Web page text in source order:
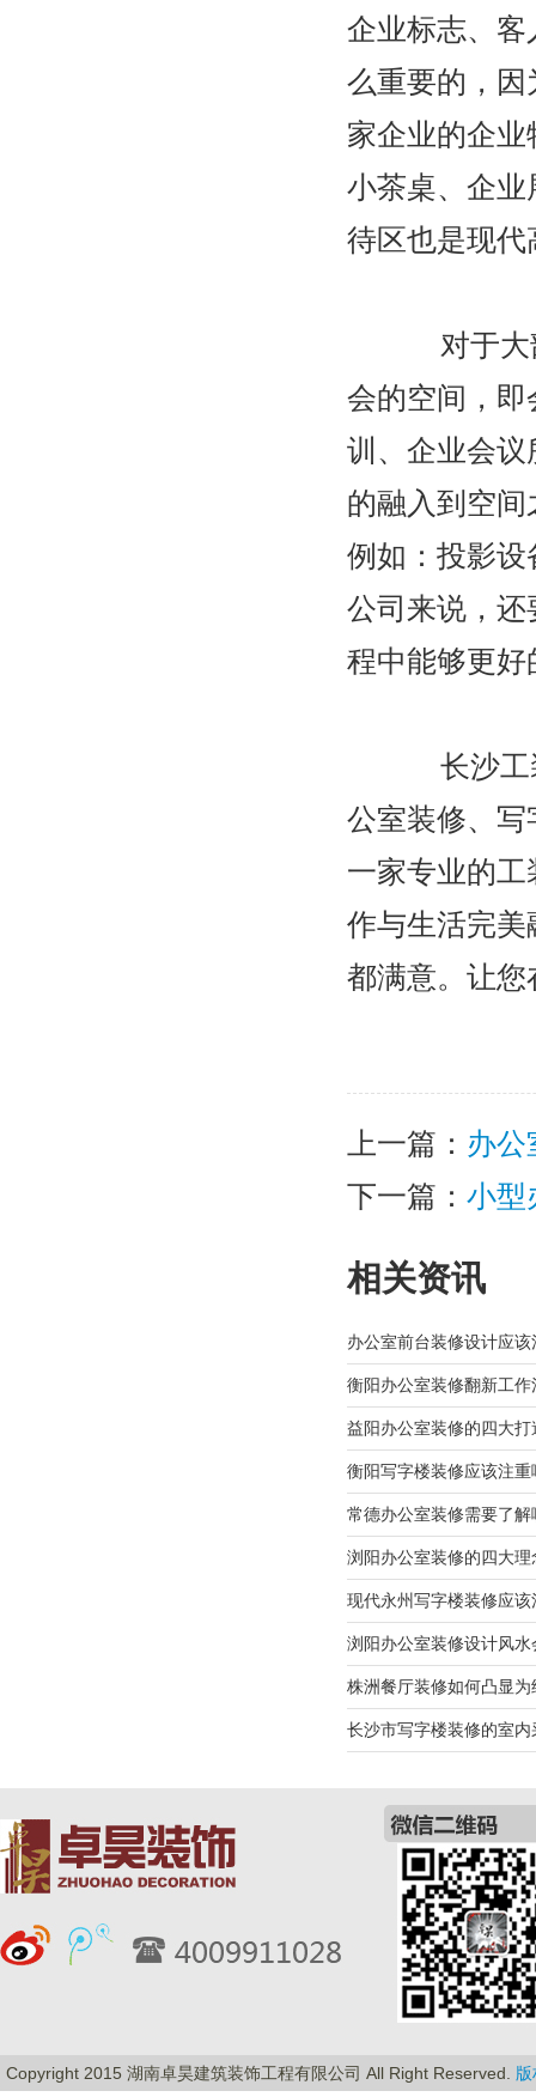
企业标志、
么重要的，
家企业的企
小茶桌、企
待区也是现
对于大部
会的空间，
训、企业会
的融入到空
例如：投影
公司来说，
程中能够更
长沙工装
公室装修、
一家专业的
作与生活完
都满意。让
上一篇： 办公
下一篇： 小型
相关资讯
办公室前台装修设计应该
衡阳办公室装修翻新工作
益阳办公室装修的四大打
衡阳写字楼装修应该注重
常德办公室装修需要了解
浏阳办公室装修的四大理
现代永州写字楼装修应该
浏阳办公室装修设计风水
株洲餐厅装修如何凸显为
长沙市写字楼装修的室内
Copyright 2015 湖南卓昊建筑装饰工程有限公司 All Right Reserved.